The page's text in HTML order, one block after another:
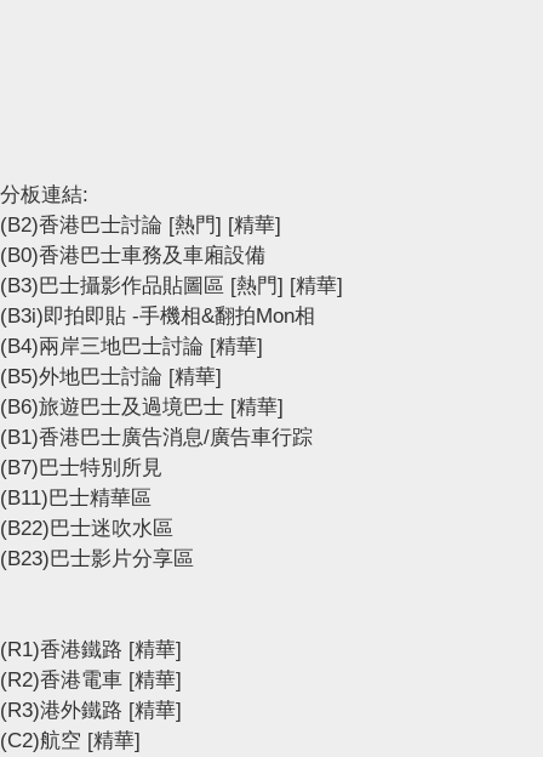
分板連結:
(B2)香港巴士討論 [熱門] [精華]
(B0)香港巴士車務及車廂設備
(B3)巴士攝影作品貼圖區 [熱門] [精華]
(B3i)即拍即貼 -手機相&翻拍Mon相
(B4)兩岸三地巴士討論 [精華]
(B5)外地巴士討論 [精華]
(B6)旅遊巴士及過境巴士 [精華]
(B1)香港巴士廣告消息/廣告車行踪
(B7)巴士特別所見
(B11)巴士精華區
(B22)巴士迷吹水區
(B23)巴士影片分享區
(R1)香港鐵路 [精華]
(R2)香港電車 [精華]
(R3)港外鐵路 [精華]
(C2)航空 [精華]